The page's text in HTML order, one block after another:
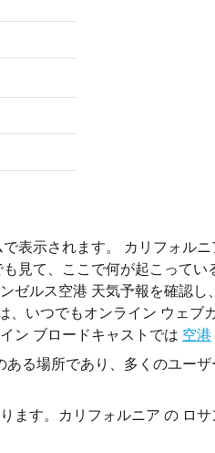
表示されます。 カリフォル
見て、ここで何が起こってい
ゼルス空港 天気予報を確認
いつでもオンライン ウェブ
ン ブロードキャストでは 空港
る場所であり、多くのユー
ます。カリフォルニア の ロ